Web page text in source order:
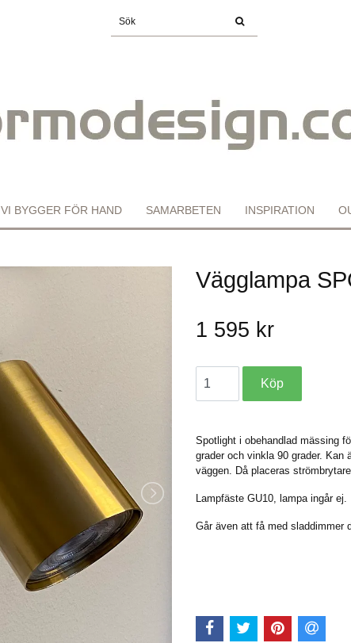
VI BYGGER FÖR HAND SAMARBETEN INSPIRATION
Vägglampa
1 595 kr
Spotlight i obehandlad mässing
grader och vinkla 90 grader. Kan
väggen. Då placeras
Lampfäste GU10, lampa ingår ej.
Går även att få med sladdimmer